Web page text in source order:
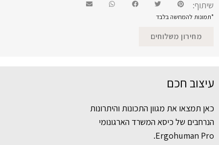
שיתוף:
*תמונות להמחשה בלבד
מחירון משלוחים
עיצוב חכם
כאן תמצאו את מגוון התכונות והיתרונות
הנרחבים של כיסא המשרד הארגונומי
Ergohuman Pro.